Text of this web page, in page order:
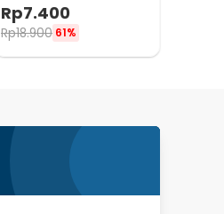
Rp7.400
Rp18.900 61%